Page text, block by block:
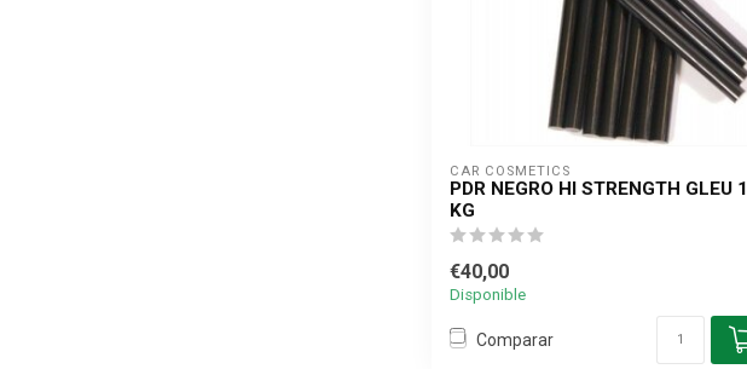
CAR COSMETICS
PDR NEGRO HI STRENGTH GLEU 1
KG
€40,00
Disponible
Comparar